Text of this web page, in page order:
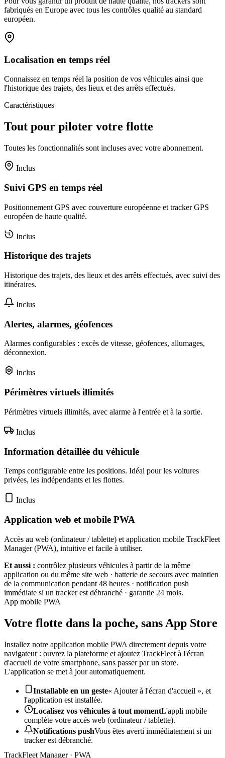
fabriqués en Europe avec tous les contrôles qualité au standard
européen.
Localisation en temps réel
Connaissez en temps réel la position de vos véhicules ainsi que
l'historique des trajets, des lieux et des arrêts effectués.
Caractéristiques
Tout pour piloter votre flotte
Toutes les fonctionnalités sont incluses avec votre abonnement.
Inclus
Suivi GPS en temps réel
Positionnement GPS avec couverture européenne et tracker GPS
européen de haute qualité.
Inclus
Historique des trajets
Historique des trajets, des lieux et des arrêts effectués, avec suivi des
itinéraires.
Inclus
Alertes, alarmes, géofences
Alarmes configurables : excès de vitesse, géofences, allumages,
déconnexion.
Inclus
Périmètres virtuels illimités
Périmètres virtuels illimités, avec alarme à l'entrée et à la sortie.
Inclus
Information détaillée du véhicule
Temps configurable entre les positions. Idéal pour les voitures
privées, les indépendants et les flottes.
Inclus
Application web et mobile PWA
Accès au web (ordinateur / tablette) et application mobile TrackFleet
Manager (PWA), intuitive et facile à utiliser.
Et aussi : contrôlez plusieurs véhicules à partir de la même
application ou du même site web · batterie de secours avec maintien
de la communication pendant 48 heures · notification push
immédiate si un tracker est débranché · garantie 24 mois.
App mobile PWA
Votre flotte dans la poche, sans App Store
Installez notre application mobile PWA directement depuis votre
navigateur : ouvrez la plateforme et ajoutez TrackFleet à l'écran
d'accueil de votre smartphone, sans passer par un store.
L'application se met à jour automatiquement.
Installable en un geste« Ajouter à l'écran d'accueil », et
l'application est installée.
Localisez vos véhicules à tout momentL'appli mobile
complète votre accès web (ordinateur / tablette).
Notifications pushVous êtes averti immédiatement si un
tracker est débranché.
TrackFleet Manager · PWA